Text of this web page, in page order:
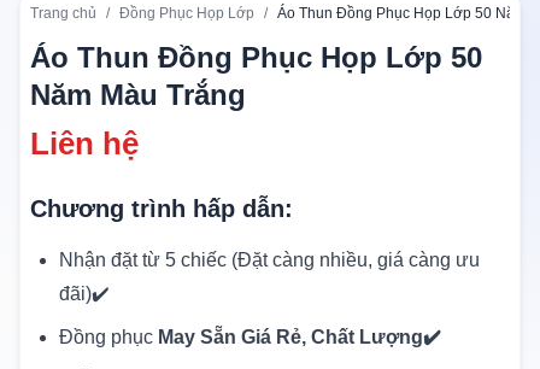
Trang chủ / Đồng Phục Họp Lớp / Áo Thun Đồng Phục Họp Lớp 50 Năm
Áo Thun Đồng Phục Họp Lớp 50
Năm Màu Trắng
Liên hệ
Chương trình hấp dẫn:
Nhận đặt từ 5 chiếc (Đặt càng nhiều, giá càng ưu
đãi)✔️
Đồng phục May Sẵn Giá Rẻ, Chất Lượng✔️